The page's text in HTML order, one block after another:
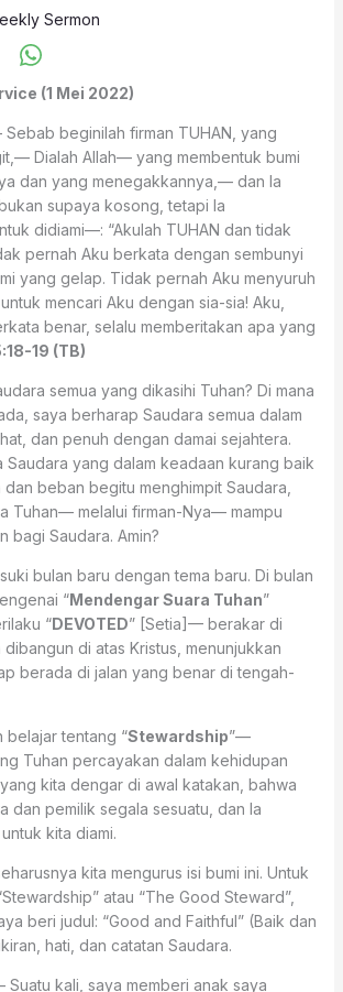
Sermon
(1 Mei 2022)
Sebab beginilah firman TUHAN, yang
Dialah Allah— yang membentuk bumi
dan yang menegakkannya,— dan Ia
supaya kosong, tetapi Ia
didiami—: “Akulah TUHAN dan tidak
pernah Aku berkata dengan sembunyi
yang gelap. Tidak pernah Aku menyuruh
mencari Aku dengan sia-sia! Aku,
benar, selalu memberitakan apa yang
19 (TB)
semua yang dikasihi Tuhan? Di mana
saya berharap Saudara semua dalam
dan penuh dengan damai sejahtera.
Saudara yang dalam keadaan kurang baik
dan beban begitu menghimpit Saudara,
Tuhan— melalui firman-Nya— mampu
bagi Saudara. Amin?
bulan baru dengan tema baru. Di bulan
“Mendengar Suara Tuhan”
“DEVOTED” [Setia]— berakar di
dibangun di atas Kristus, menunjukkan
berada di jalan yang benar di tengah-
belajar tentang “Stewardship”—
Tuhan percayakan dalam kehidupan
kita dengar di awal katakan, bahwa
dan pemilik segala sesuatu, dan Ia
kita diami.
kita mengurus isi bumi ini. Untuk
atau “The Good Steward”,
beri judul: “Good and Faithful” (Baik dan
hati, dan catatan Saudara.
Suatu kali, saya memberi anak saya